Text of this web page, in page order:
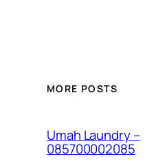
MORE POSTS
Umah Laundry –
085700002085